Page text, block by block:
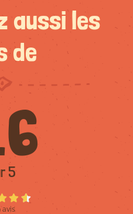
aussi les
de
5
avis